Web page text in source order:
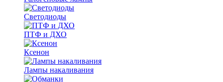
Светодиоды
ПТФ и ДХО
Ксенон
Лампы накаливания